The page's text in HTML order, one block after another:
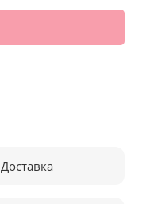
Доставка